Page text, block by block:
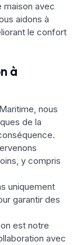
maison avec
aidons à
le confort
à
nous
de la
y compris
uniquement
garantir des
est notre
avec